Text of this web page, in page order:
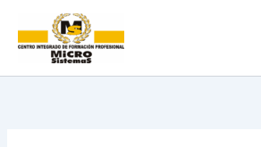
contenido